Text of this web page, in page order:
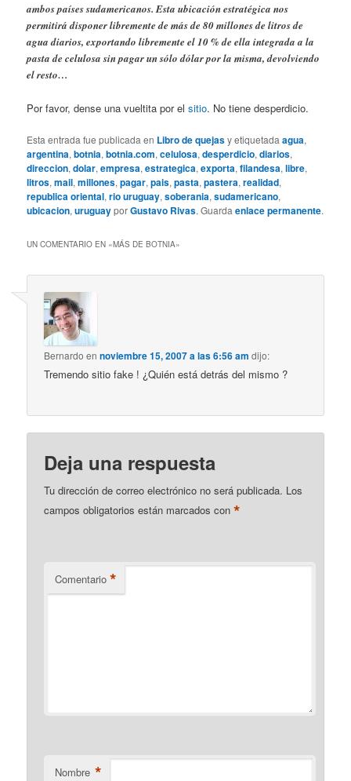
ambos países sudamericanos. Esta ubicación estratégica nos
permitirá disponer libremente de más de 80 millones de litros de
agua diarios, exportando libremente el 10 % de ella integrada a la
pasta de celulosa sin pagar un sólo dólar por la misma, devolviendo
el resto…
Por favor, dense una vueltita por elsitio. No tiene desperdicio.
Esta entrada fue publicada en Libro de quejasy etiquetadaagua,
argentina,botnia,botnia.com,celulosa,desperdicio,diarios,
direccion,dolar,empresa,estrategica,exporta,filandesa,libre,
litros,mail,millones,pagar,pais,pasta,pastera,realidad,
republica oriental,rio uruguay,soberania,sudamericano,
ubicacion,uruguayporGustavo Rivas. Guardaenlace permanente.
UN COMENTARIO EN «MÁS DE BOTNIA»
Bernardo ennoviembre 15, 2007 a las 6:56 am dijo:
Tremendo sitio fake ! ¿Quién está detrás del mismo ?
Deja una respuesta
Tu dirección de correo electrónico no será publicada. Los
campos obligatorios están marcados con*
Comentario *
Nombre *